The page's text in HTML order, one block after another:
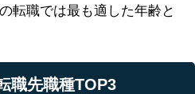
転職では最も適した年齢と
職先職種TOP3